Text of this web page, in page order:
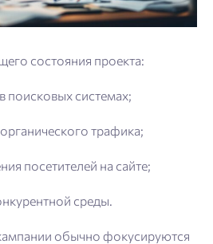
состояния проекта:
поисковых системах;
трафика;
посетителей на сайте;
среды.
обычно фокусируются